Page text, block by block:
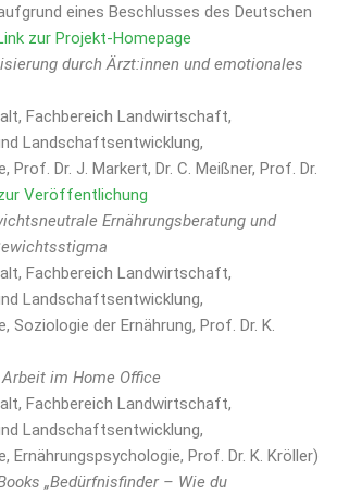
eines Beschlusses des Deutschen
zur Projekt-Homepage
durch Ärzt:innen und emotionales
Fachbereich Landwirtschaft,
Landschaftsentwicklung,
Prof. Dr. J. Markert, Dr. C. Meißner, Prof. Dr.
Veröffentlichung
Ernährungsberatung und
Fachbereich Landwirtschaft,
Landschaftsentwicklung,
Soziologie der Ernährung, Prof. Dr. K.
im Home Office
Fachbereich Landwirtschaft,
Landschaftsentwicklung,
Ernährungspsychologie, Prof. Dr. K. Kröller)
„Bedürfnisfinder – Wie du